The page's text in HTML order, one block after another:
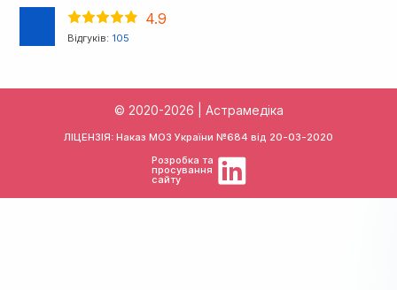
4.9
Відгуків: 105
© 2020-2026 | Астрамедіка
ЛІЦЕНЗІЯ: Наказ МОЗ України №684 від 20-03-2020
Розробка та
просування
сайту